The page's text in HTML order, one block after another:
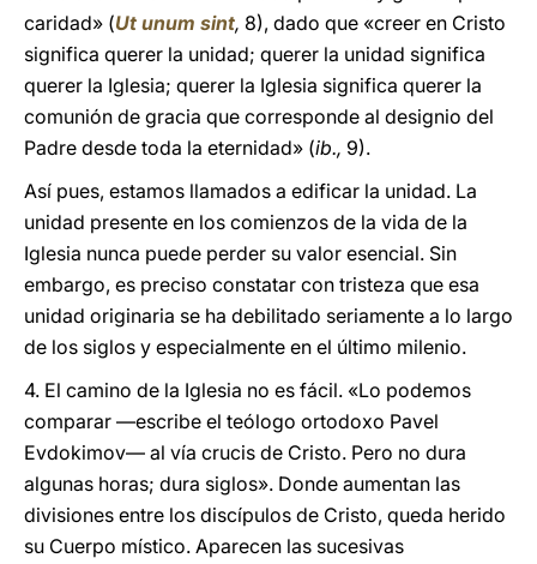
caridad» (Ut unum sint, 8), dado que «creer en Cristo
significa querer la unidad; querer la unidad significa
querer la Iglesia; querer la Iglesia significa querer la
comunión de gracia que corresponde al designio del
Padre desde toda la eternidad» (ib., 9).
Así pues, estamos llamados a edificar la unidad. La
unidad presente en los comienzos de la vida de la
Iglesia nunca puede perder su valor esencial. Sin
embargo, es preciso constatar con tristeza que esa
unidad originaria se ha debilitado seriamente a lo largo
de los siglos y especialmente en el último milenio.
4. El camino de la Iglesia no es fácil. «Lo podemos
comparar —escribe el teólogo ortodoxo Pavel
Evdokimov— al vía crucis de Cristo. Pero no dura
algunas horas; dura siglos». Donde aumentan las
divisiones entre los discípulos de Cristo, queda herido
su Cuerpo místico. Aparecen las sucesivas